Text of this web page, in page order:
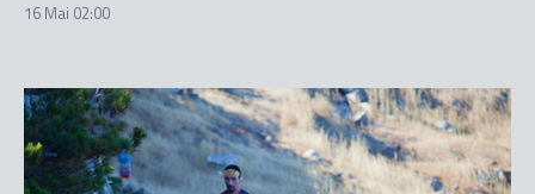
16 Mai 02:00